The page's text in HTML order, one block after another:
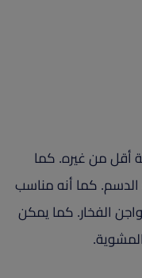
أقل من غيره. كما
الدسم. كما أنه مناسب
الفخار. كما يمكن